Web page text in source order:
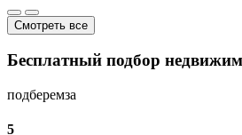
Смотреть все
Бесплатный подбор
подберемза
5